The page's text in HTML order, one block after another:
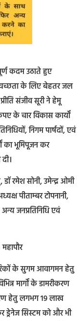
कदम उठाते हुए
के लिए बेहतर जल
संजीव सूरी ने हेमू
के चार विकास कार्यों
निगम पार्षदों, एवं
का भूमिपूजन कर
रमेश सोनी, उमेन्द्र ओमी
पीताम्बर टोपनानी,
जनप्रतिनिधि एवं
के सुगम आवागमन हेतु
मार्गों के डामरीकरण
हेतु लगभग 19 लाख
ड्रेनेज सिस्टम को और भी